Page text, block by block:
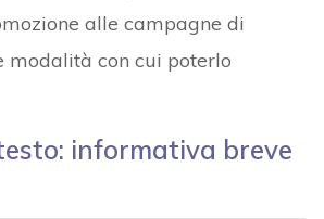
alle campagne di
modalità con cui poterlo
informativa breve